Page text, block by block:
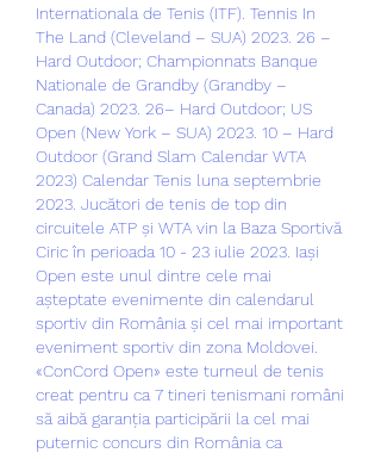
Internationala de Tenis (ITF). Tennis In
The Land (Cleveland – SUA) 2023. 26 –
Hard Outdoor; Championnats Banque
Nationale de Grandby (Grandby –
Canada) 2023. 26– Hard Outdoor; US
Open (New York – SUA) 2023. 10 – Hard
Outdoor (Grand Slam Calendar WTA
2023) Calendar Tenis luna septembrie
2023. Jucători de tenis de top din
circuitele ATP și WTA vin la Baza Sportivă
Ciric în perioada 10 - 23 iulie 2023. Iași
Open este unul dintre cele mai
așteptate evenimente din calendarul
sportiv din România și cel mai important
eveniment sportiv din zona Moldovei.
«ConCord Open» este turneul de tenis
creat pentru ca 7 tineri tenismani români
să aibă garanția participării la cel mai
puternic concurs din România ca